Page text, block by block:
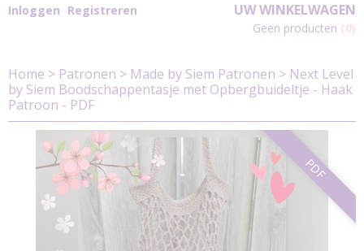
Inloggen Registreren UW WINKELWAGEN
Geen producten (0)
Home > Patronen > Made by Siem Patronen > Next Level
by Siem Boodschappentasje met Opbergbuideltje - Haak
Patroon - PDF
PDF